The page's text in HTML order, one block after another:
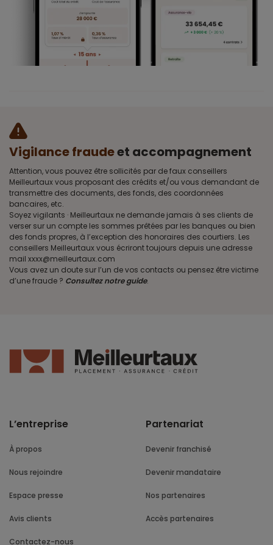
Vigilance fraudeet accompagnement
Attention, vous pouvez être sollicités par de faux conseillers
Meilleurtaux vous proposant des crédits et/ou vous demandant de
transmettre des documents, des fonds, des coordonnées
bancaires, etc.
Soyez vigilants · Meilleurtaux ne demande jamais à ses clients de
verser sur un compte les sommes prêtées par les banques ou bien
des fonds propres, à l’exception des honoraires des courtiers. Les
conseillers Meilleurtaux vous écriront toujours depuis une adresse
mail xxxx@meilleurtaux.com
Vous avez un doute sur l’un de vos contacts ou pensez être victime
d’une fraude ? Consultez notre guide.
L’entreprise
À propos
Nous rejoindre
Espace presse
Avis clients
Contactez-nous
Partenariat
Devenir franchisé
Devenir mandataire
Nos partenaires
Accès partenaires